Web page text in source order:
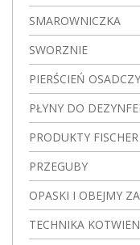
SMAROWNICZKA
SWORZNIE
PIERŚCIEŃ
PŁYNY DO
PRODUKTY FISCHER
PRZEGUBY
OPASKI I OBEJMY
TECHNIKA